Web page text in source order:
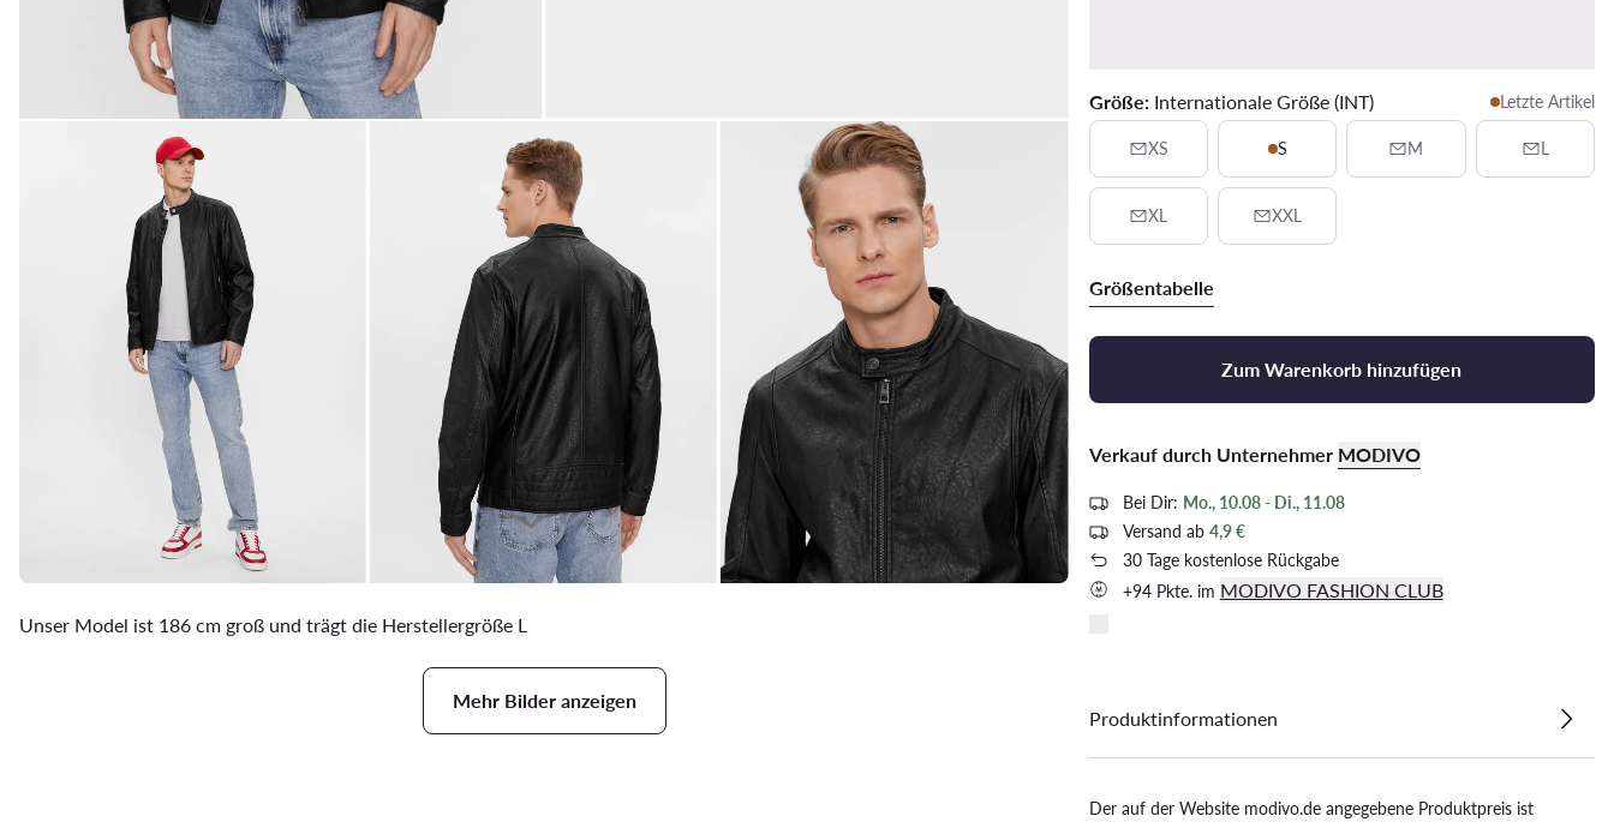
Unser Model ist 186 cm groß und trägt die Herstellergröße L
Mehr Bilder anzeigen
Größe: Internationale Größe (INT) Letzte Artikel
XS S M L
XL XXL
Größentabelle
Zum Warenkorb hinzufügen
Verkauf durch Unternehmer MODIVO
Bei Dir: Mo., 10.08 - Di., 11.08
Versand ab 4,9 €
30 Tage kostenlose Rückgabe
+94 Pkte. im MODIVO FASHION CLUB
Produktinformationen
Der auf der Website modivo.de angegebene Produktpreis ist